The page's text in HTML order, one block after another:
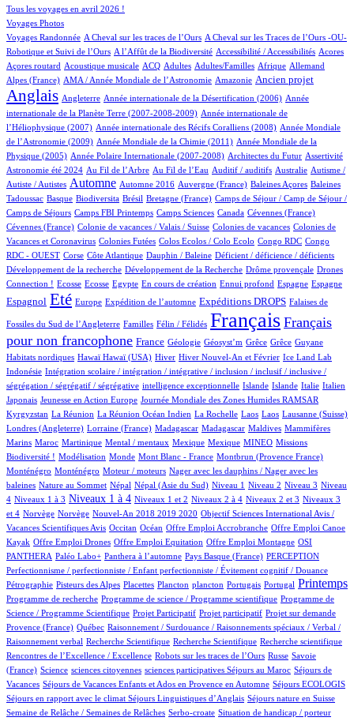
Tous les voyages en avril 2026 !
216/1003
Voyages Photos
174/1003
Voyages Randonnée
4/1003 A Cheval sur les traces de l’Ours
5/1003
A Cheval sur les Traces de l’Ours -OU-
Robotique et Suivi de l’Ours
5/1003 A l’Affût de la Biodiversité
2/1003 Accessibilité / Accessibilités
6/1003 Acores
1/1003
Açores routard
2/1003 Acoustique musicale
100/1003 ACQ
32/1003 Adultes
14/1003 Adultes/Familles
3/1003 Afrique
78/1003 Allemand
23/1003
Alpes (France)
12/1003 AMA / Année Mondiale de l’Astronomie
14/1003 Amazonie
312/1003 Ancien projet
775/1003
Anglais
54/1003 Angleterre
7/1003 Année internationale de la Désertification (2006)
14/1003
Année
internationale de la Planète Terre (2007-2008-2009)
5/1003
Année internationale de
l’Héliophysique (2007)
2/1003 Année internationale des Récifs Coralliens (2008)
12/1003
Année Mondiale
de l’Astronomie (2009)
2/1003 Année Mondiale de la Chimie (2011)
16/1003
Année Mondiale de la
Physique (2005)
5/1003 Année Polaire Internationale (2007-2008)
5/1003 Architectes du Futur
1/1003 Assertivité
61/1003
Astronomie été 2024
26/1003 Au Fil de l’Arbre
16/1003 Au Fil de l’Eau
2/1003 Auditif / auditifs
2/1003 Australie
2/1003
Autisme /
Autiste / Autistes
464/1003 Automne
4/1003 Automne 2016
6/1003 Auvergne (France)
1/1003 Baleines Açores
2/1003
Baleines
Tadoussac
1/1003 Basque
99/1003 Biodiversita
1/1003 Brésil
12/1003 Bretagne (France)
116/1003
Camps de Séjour / Camp de Séjour /
Camps de Séjours
4/1003 Camps FBI Printemps
19/1003 Camps Sciences
6/1003 Canada
2/1003 Cévennes (France)
1/1003
Cévennes (France)
1/1003 Colonie de vacances / Valais / Suisse
4/1003 Colonies de vacances
4/1003
Colonies de
Vacances et Coronavirus
2/1003 Colonies Futées
2/1003 Colos Ecolos / Colo Ecolo
1/1003 Congo RDC
3/1003
Congo
RDC - OUEST
1/1003 Corse
17/1003 Côte Atlantique
1/1003 Dauphin / Baleine
2/1003 Déficient / déficience / déficients
1/1003
Développement de la recherche
1/1003 Développement de la Recherche
1/1003 Drôme provençale
23/1003
Drones
Connection !
1/1003 Ecosse
1/1003 Ecosse
1/1003 Egypte
24/1003 En cours de création
1/1003 Ennui profond
15/1003 Espagne
13/1003 Espagne
255/1003
Espagnol
767/1003Eté
15/1003 Europe
195/1003 Expédition de l’automne
284/1003 Expéditions DROPS
3/1003 Falaises de
Fossiles du Sud de l’Angleterre Familles Félin / Félidés Français Français
pour non francophone
322/1003 France
46/1003 Géologie
1/1003 Géosyst’m
1/1003 Grêce
1/1003 Grêce
1/1003 Guyane
2/1003
Habitats nordiques
3/1003 Hawaï
3/1003 Hawaï (USA)
167/1003 Hiver
29/1003 Hiver Nouvel-An et Février
9/1003 Ice Land Lab
1/1003
Indonésie
1/1003 Intégration scolaire / intégration / intégrative / inclusion / inclusif / inclusive /
ségrégation / ségrégatif / ségrégative
1/1003 intelligence exceptionnelle
10/1003 Islande
9/1003 Islande
16/1003 Italie
86/1003 Italien
6/1003
Japonais
3/1003Jeunesse en Action Europe
5/1003 Journée Mondiale des Zones Humides RAMSAR
102/1003
Kyrgyzstan
6/1003 La Réunion
4/1003 La Réunion Océan Indien
2/1003 La Rochelle
1/1003 Laos
1/1003 Laos
2/1003 Lausanne (Suisse)
51/1003
Londres (Angleterre)
2/1003 Lorraine (France)
3/1003 Madagascar
3/1003 Madagascar
1/1003 Maldives
1/1003
Mammifères
Marins
9/1003Maroc
9/1003 Martinique
2/1003 Mental / mentaux
1/1003 Mexique
1/1003 Mexique
43/1003 MINEO
47/1003
Missions
Biodiversité !
1/1003 Modélisation
3/1003 Monde
1/1003 Mont Blanc - France
9/1003 Montbrun (Provence France)
17/1003
Monténégro
17/1003 Monténégro
2/1003 Moteur / moteurs
1/1003
Nager avec les dauphins / Nager avec les
baleines
4/1003Nature au Sommet
18/1003 Népal
18/1003 Népal (Asie du Sud)
19/1003 Niveau 1
12/1003 Niveau 2
15/1003 Niveau 3
119/1003
Niveau
4
144/1003
Niveaux 1 à 3
408/1003 Niveaux 1 à 4
16/1003 Niveaux 1 et 2
71/1003 Niveaux 2 à 4
16/1003 Niveaux 2 et 3
177/1003
Niveaux 3
et 4
2/1003
Norvège
2/1003 Norvège
22/1003 Nouvel-An 2018 2019 2020
1/1003
Objectif Sciences International Avis /
Vacances Scientifiques Avis
10/1003 Occitan
193/1003 Océan
1/1003 Offre Emploi Accrobranche
1/1003
Offre Emploi Canoe
Kayak
1/1003Offre Emploi Drones
2/1003 Offre Emploi Equitation
1/1003 Offre Emploi Montagne
110/1003
OSI
PANTHERA
107/1003 Paléo Labo+
109/1003 Panthera à l’automne
6/1003 Pays Basque (France)
62/1003 PERCEPTION
1/1003
Perfectionnisme / perfectionniste / Enfant perfectionniste / Évitement cognitif / Douance
16/1003
Pétrographie
5/1003 Pisteurs des Alpes
3/1003 Placettes
1/1003 Plancton
1/1003 plancton
11/1003 Portugais
3/1003 Portugal
471/1003 Printemps
1/1003
Programme de recherche
1/1003 Programme de science / Programme scientifique
2/1003
Programme de
Science / Programme Scientifique
1/1003 Projet Participatif
1/1003 Projet participatif
17/1003 Projet sur demande
86/1003
Provence (France)
6/1003 Québec
1/1003
Raisonnement / Surdouance / Raisonnements spéciaux / Verbal /
Raisonnement verbal
1/1003 Recherche Scientifique
1/1003 Recherche Scientifique
1/1003 Recherche scientifique
1/1003
Rencontres de l’Excellence / Excellence
6/1003 Robots sur les traces de l’Ours
102/1003 Russe
4/1003
Savoie
(France)
17/1003Science
1/1003 sciences citoyennes
1/1003 sciences participatives
1/1003 Séjours au Maroc
100/1003
Séjours de
Vacances
78/1003Séjours de Vacances Enfants et Ados en Provence en Automne
7/1003 Séjours ECOLOGIS
18/1003
Séjours en rapport avec le climat
69/1003 Séjours Linguistiques d’Anglais
12/1003 Séjours nature en Suisse
100/1003
Semaine de Relâche / Semaines de Relâches
17/1003 Serbo-croate
2/1003
Situation de handicap / porteur